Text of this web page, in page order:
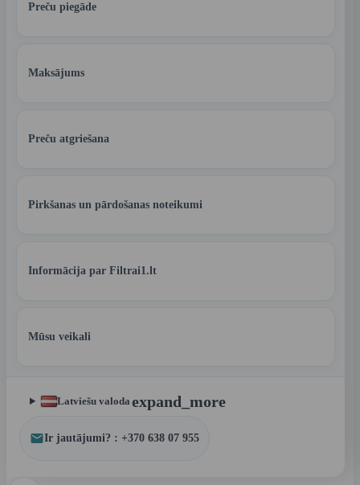
Preču piegāde
Maksājums
Preču atgriešana
Pirkšanas un pārdošanas noteikumi
Informācija par Filtrai1.lt
Mūsu veikali
Latviešu valoda expand_more
Ir jautājumi? : +370 638 07 955